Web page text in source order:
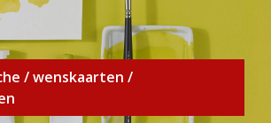
/ wenskaarten /